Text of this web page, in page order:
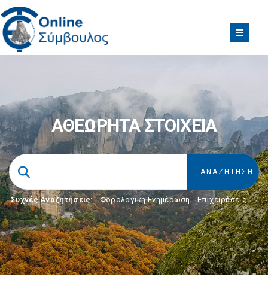
ΑΘΕΩΡΗΤΑ ΣΤΟΙΧΕΙΑ
Συχνές Αναζητήσεις: Φορολογικη Ενημέρωση, Επιχειρήσεις